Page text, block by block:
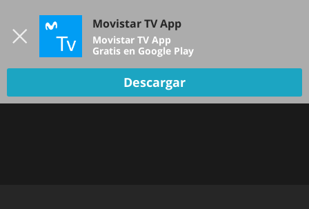
TV EN VIVO
Movistar TV App
Movistar TV App
Gratis en Google Play
Descargar